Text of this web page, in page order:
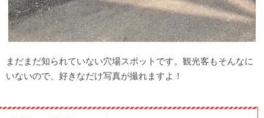
まだまだ知られていない穴場スポットです。観光客もそんなに
いないので、好きなだけ写真が撮れますよ！